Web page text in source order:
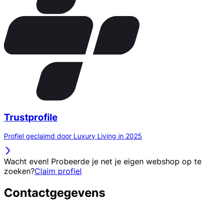
Trustprofile
Profiel geclaimd door Luxury Living in 2025
Wacht even! Probeerde je net je eigen webshop op te
zoeken?Claim profiel
Contactgegevens